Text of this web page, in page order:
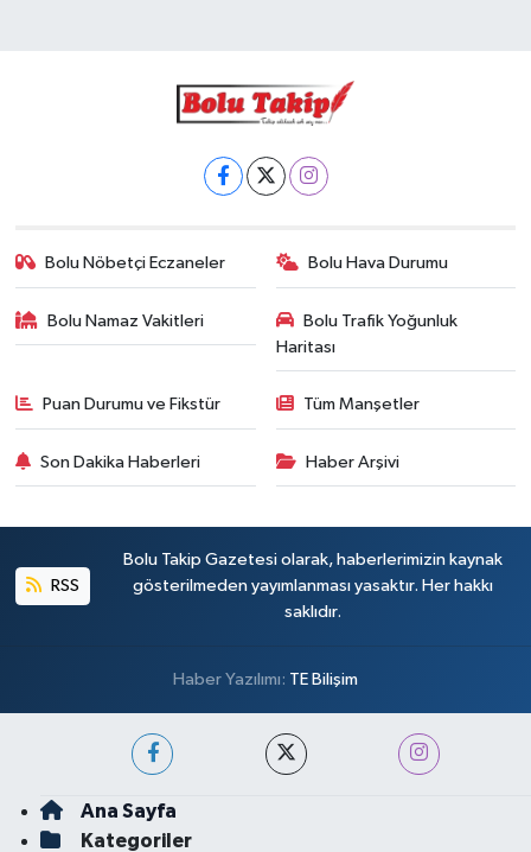
Bolu Nöbetçi Eczaneler Bolu Hava Durumu
Bolu Namaz Vakitleri
Bolu Trafik Yoğunluk
Haritası
Puan Durumu ve Fikstür Tüm Manşetler
Son Dakika Haberleri Haber Arşivi
RSS
Bolu Takip Gazetesi olarak, haberlerimizin kaynak
gösterilmeden yayımlanması yasaktır. Her hakkı
saklıdır.
Haber Yazılımı: TE Bilişim
Ana Sayfa
Kategoriler